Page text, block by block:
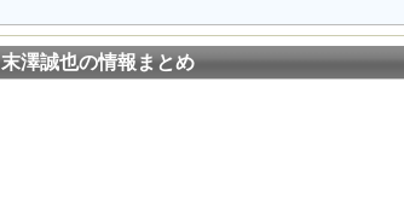
末澤誠也の情報まとめ